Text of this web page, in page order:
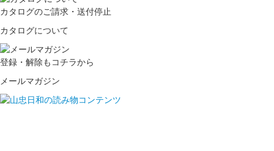
カタログのご請求・送付停止
カタログについて
登録・解除もコチラから
メールマガジン